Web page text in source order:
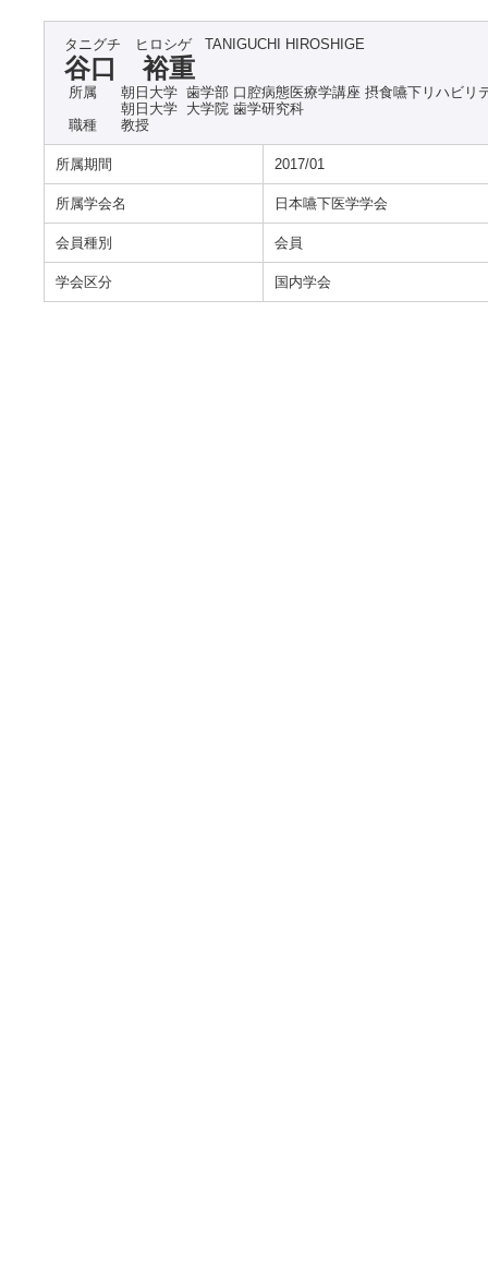
タニグチ ヒロシゲ TANIGUCHI HIROSHIGE
谷口 裕重
所属
朝日大学 歯学部 口腔病態医療学講座 摂食嚥下リハビリ
朝日大学 大学院 歯学研究科
職種
教授
所属期間 2017/01
所属学会名 日本嚥下医学学会
会員種別 会員
学会区分 国内学会